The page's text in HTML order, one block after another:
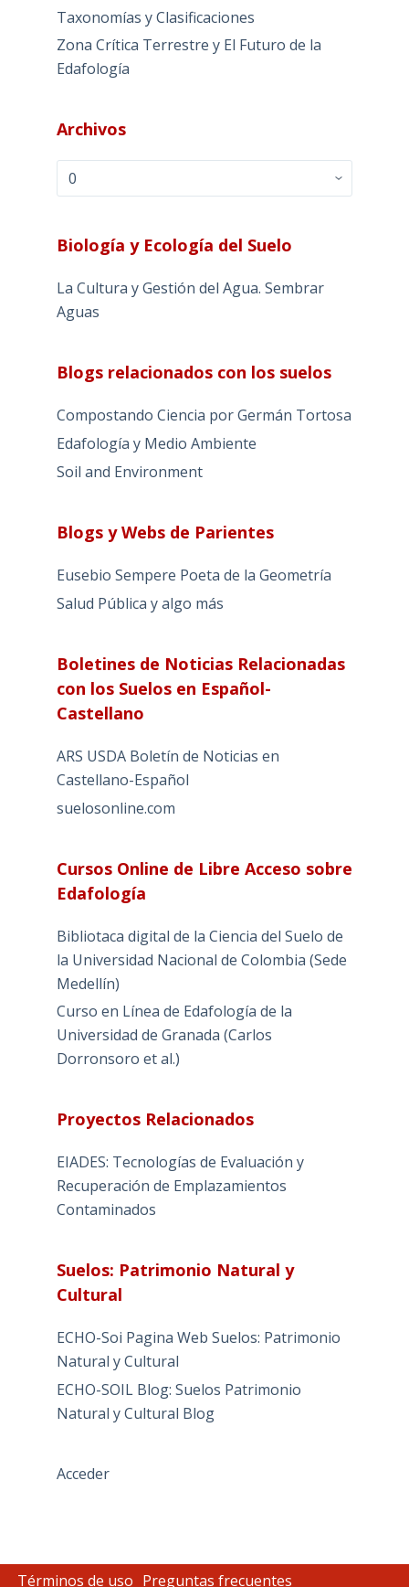
Taxonomías y Clasificaciones
Zona Crítica Terrestre y El Futuro de la
Edafología
Archivos
Archivos
Biología y Ecología del Suelo
La Cultura y Gestión del Agua. Sembrar
Aguas
Blogs relacionados con los suelos
Compostando Ciencia por Germán Tortosa
Edafología y Medio Ambiente
Soil and Environment
Blogs y Webs de Parientes
Eusebio Sempere Poeta de la Geometría
Salud Pública y algo más
Boletines de Noticias Relacionadas
con los Suelos en Español-
Castellano
ARS USDA Boletín de Noticias en
Castellano-Español
suelosonline.com
Cursos Online de Libre Acceso sobre
Edafología
Bibliotaca digital de la Ciencia del Suelo de
la Universidad Nacional de Colombia (Sede
Medellín)
Curso en Línea de Edafología de la
Universidad de Granada (Carlos
Dorronsoro et al.)
Proyectos Relacionados
EIADES: Tecnologías de Evaluación y
Recuperación de Emplazamientos
Contaminados
Suelos: Patrimonio Natural y
Cultural
ECHO-Soi Pagina Web Suelos: Patrimonio
Natural y Cultural
ECHO-SOIL Blog: Suelos Patrimonio
Natural y Cultural Blog
Acceder
Términos de uso Preguntas frecuentes